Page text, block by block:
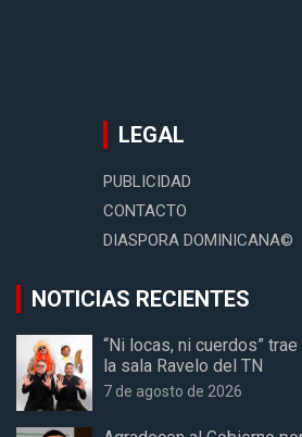
LEGAL
PUBLICIDAD
CONTACTO
DIASPORA DOMINICANA©
NOTICIAS RECIENTES
“Ni locas, ni cuerdos”
la sala Ravelo del TN
7 de agosto de 2026